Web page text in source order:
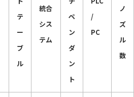
テ
ー
ブ
ル
統合
シス
テム
ペ
ン
ダ
ン
ト
/
PC
ノ
ズ
ル
数